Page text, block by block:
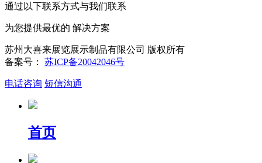
通过以下联系方式与我们联系
为您提供最优的 解决方案
苏州大喜来展览展示制品有限公司 版权所有
备案号： 苏ICP备20042046号
电话咨询 短信沟通
首页